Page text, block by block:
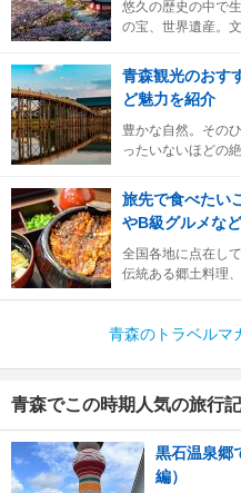
悠久の歴史の中で
の宝、世界遺産。
青森観光のおす
ど魅力を紹介
豊かな自然。その
ったいないほどの
旅先で食べたい
やB級グルメなど
全国各地に点在し
伝統ある郷土料理
青森のトラベルマ
青森でこの時期人気の旅行記
黒石温泉郷
編）